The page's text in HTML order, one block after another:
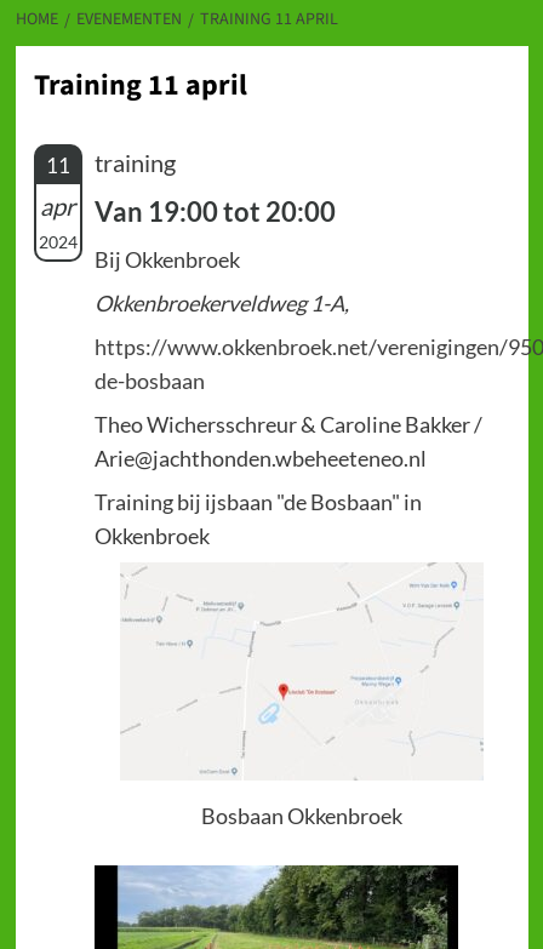
HOME EVENEMENTEN TRAINING 11 APRIL
Training 11 april
11
apr
2024
training
Van 19:00 tot 20:00
Bij Okkenbroek
Okkenbroekerveldweg 1-A,
https://www.okkenbroek.net/verenigingen/
de-bosbaan
Theo Wichersschreur & Caroline Bakker /
Arie@jachthonden.wbeheeteneo.nl
Training bij ijsbaan "de Bosbaan" in
Okkenbroek
Bosbaan Okkenbroek